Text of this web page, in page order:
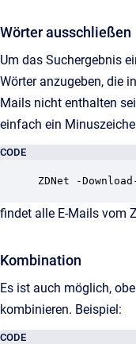
Wörter ausschließen
Um das Suchergebnis
Wörter anzugeben, die
Mails nicht enthalten
einfach ein
CODE
findet alle E-Mails vom
Kombination
Es ist auch möglich,
kombinieren. Beispiel:
CODE